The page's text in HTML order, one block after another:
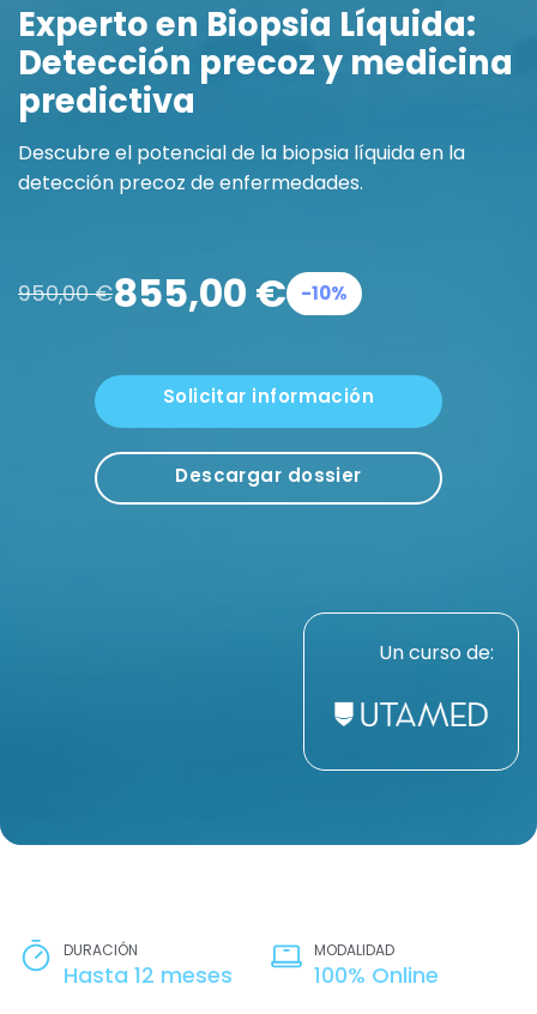
Experto en Biopsia Líquida:
Detección precoz y medicina
predictiva
Descubre el potencial de la biopsia líquida en la
detección precoz de enfermedades.
950,00€855,00 € -10%
Solicitar información
Descargar dossier
Un curso de:
DURACIÓN
Hasta 12 meses
MODALIDAD
100% Online